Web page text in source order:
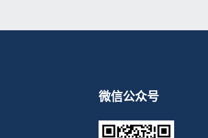
微信公众号